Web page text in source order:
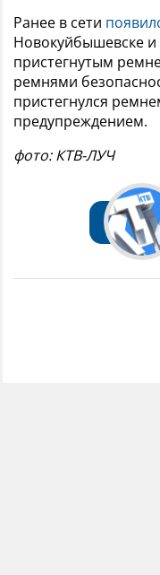
Ранее в сети
Новокуйбышевске и
пристегнутым
ремнями
пристегнулся
предупреждением.
фото: КТВ-ЛУЧ